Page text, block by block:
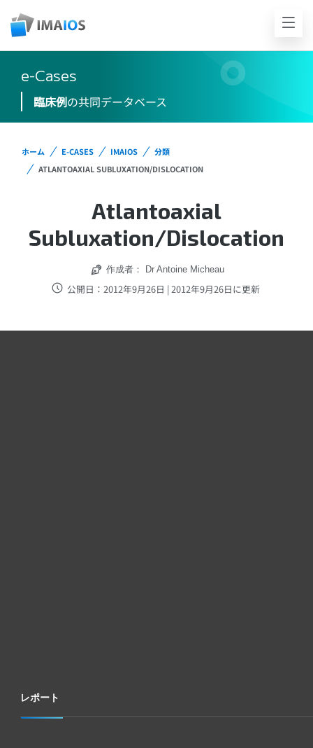
e-Cases
臨床例の共同データベース
ホーム E-CASES IMAIOS
分類
ATLANTOAXIAL SUBLUXATION/DISLOCATION
Atlantoaxial
Subluxation/Dislocation
作成者： Dr Antoine Micheau
公開日：2012年9月26日 | 2012年9月26日に更新
レポート